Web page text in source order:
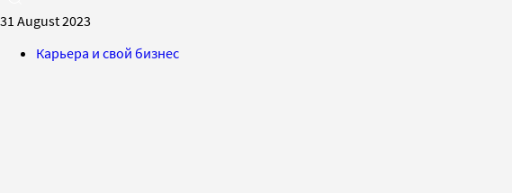
31 August 2023
Карьера и свой бизнес